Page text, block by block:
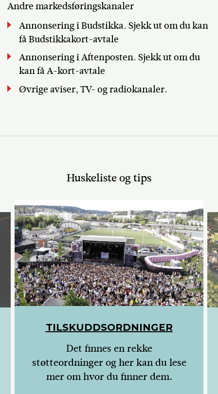
Andre markedsføringskanaler
Annonsering i Budstikka. Sjekk ut om du kan
få Budstikkakort-avtale
Annonsering i Aftenposten. Sjekk ut om du
kan få A-kort-avtale
Øvrige aviser, TV- og radiokanaler.
Huskeliste og tips
TILSKUDDSORDNINGER
Det finnes en rekke
støtteordninger og her kan du lese
mer om hvor du finner dem.